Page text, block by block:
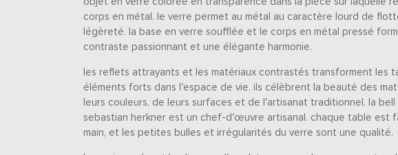
corps en métal. le verre permet au métal au caractère lourd de
légèreté. la base en verre soufflée et le corps en métal pressé
contraste passionnant et une élégante harmonie.
les reflets attrayants et les matériaux contrastés transforment les
éléments forts dans l'espace de vie. ils célèbrent la beauté des
leurs couleurs, de leurs surfaces et de l'artisanat traditionnel. la
sebastian herkner est un chef-d'œuvre artisanal. chaque table est
main, et les petites bulles et irrégularités du verre sont une qualité.